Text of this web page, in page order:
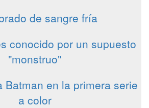
de sangre fría
conocido por un supuesto
"monstruo"
Batman en la primera serie
a color